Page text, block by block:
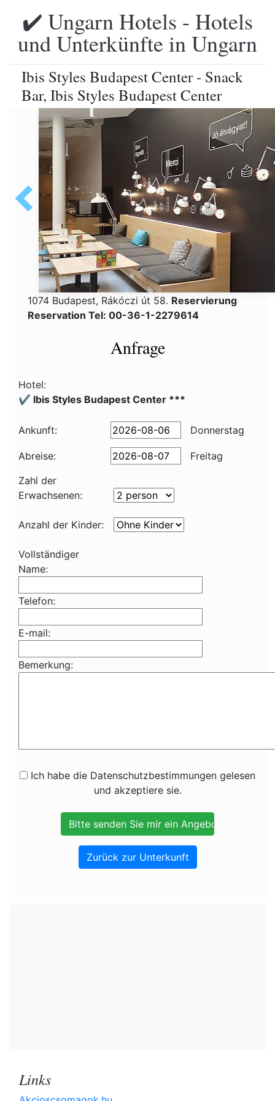
✔️ Ungarn Hotels - Hotels
und Unterkünfte in Ungarn
Ibis Styles Budapest Center - Snack
Bar, Ibis Styles Budapest Center
1074 Budapest, Rákóczi út 58. Reservierung
Reservation Tel: 00-36-1-2279614
Anfrage
Hotel:
✔️ Ibis Styles Budapest Center ***
Ankunft: Donnerstag
Abreise:
Freitag
Zahl der
Erwachsenen:
Anzahl der Kinder:
Vollständiger
Name:
Telefon:
E-mail:
Bemerkung:
Ich habe die Datenschutzbestimmungen gelesen
und akzeptiere sie.
Zurück zur Unterkunft
Links